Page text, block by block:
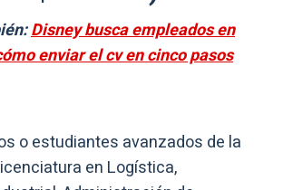
Disney busca empleados en
enviar el cv en cinco pasos
o estudiantes avanzados de la
en Logística,